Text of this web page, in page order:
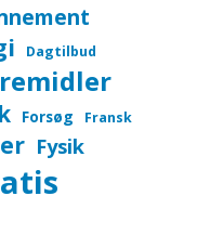
Dagtilbud
Forsøg Fransk
Fysik